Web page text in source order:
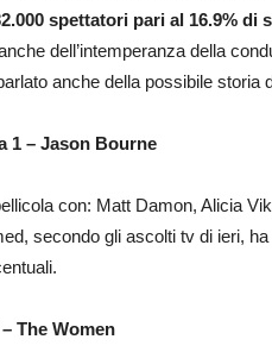
spettatori pari al 16.9% di
dell’intemperanza della
anche della possibile storia
1 – Jason Bourne
con: Matt Damon, Alicia
secondo gli ascolti tv di ieri,
The Women